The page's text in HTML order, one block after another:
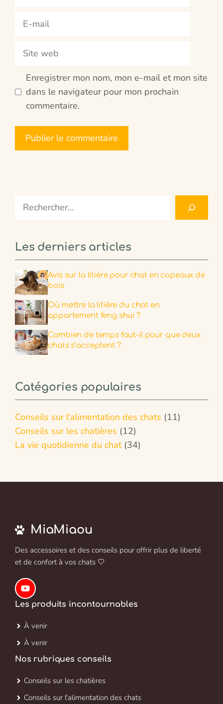
E-
Site
Enregistrer mon nom, mon e-mail et mon site
dans le navigateur pour mon prochain
commentaire.
Search
Les derniers articles
Avis sur la litière pour chat en copeaux de
bois
Où mettre la litière du chat en
appartement feng shui ?
Combien de temps faut-il pour que deux
chats s’acceptent ?
Catégories populaires
Conseils sur l'alimentation des chats (11)
Conseils sur les chatières (12)
La vie quotidienne du chat(34)
MiaMiaou
Des accessoires et des conseils pour offrir plus de liberté
et de confort à vos chats 🤍
Les produits incontournables
À venir
À venir
Nos rubriques conseils
Conseils sur les chatières
Conseils sur l'alimentation des chats